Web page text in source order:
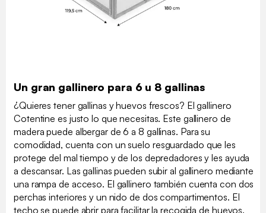
Un gran gallinero para 6 u 8 gallinas
¿Quieres tener gallinas y huevos frescos? El gallinero
Cotentine es justo lo que necesitas. Este gallinero de
madera puede albergar de 6 a 8 gallinas. Para su
comodidad, cuenta con un suelo resguardado que les
protege del mal tiempo y de los depredadores y les ayuda
a descansar. Las gallinas pueden subir al gallinero mediante
una rampa de acceso. El gallinero también cuenta con dos
perchas interiores y un nido de dos compartimentos. El
techo se puede abrir para facilitar la recogida de huevos.